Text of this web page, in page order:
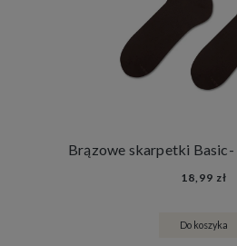
Brązowe skarpetki
18,99 zł
Do koszyka